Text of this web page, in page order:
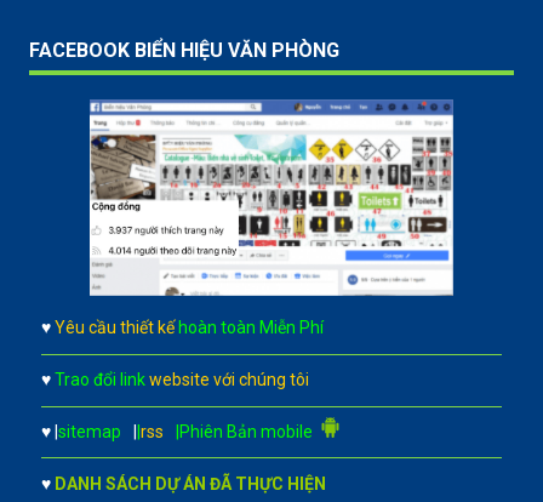
FACEBOOK BIỂN HIỆU VĂN PHÒNG
♥ Yêu cầu thiết kế hoàn toàn Miễn Phí
♥ Trao đổi link website với chúng tôi
♥ |sitemap |rss |Phiên Bản mobile
♥ DANH SÁCH DỰ ÁN ĐÃ THỰC HIỆN